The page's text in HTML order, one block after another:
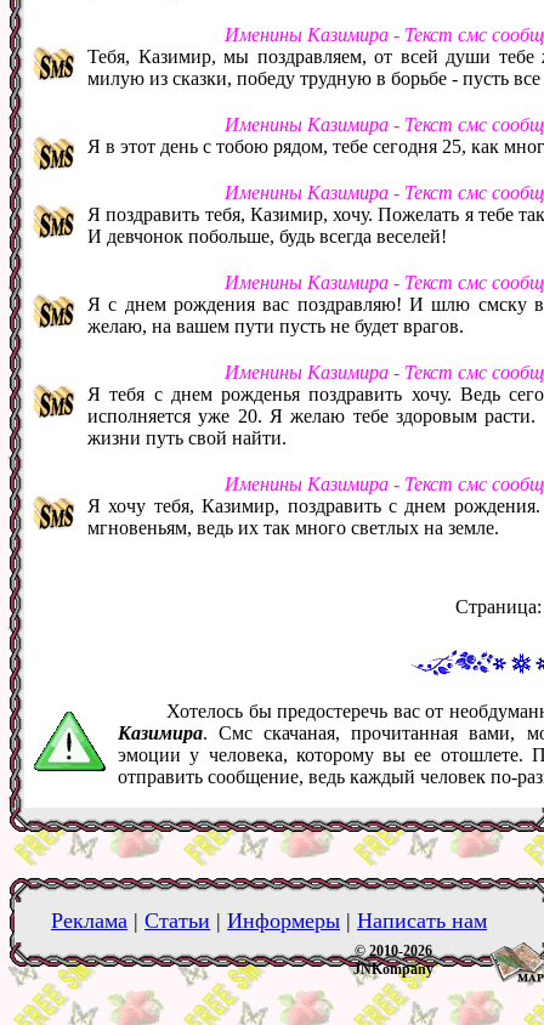
Именины Казимира - Текст смс
Тебя, Казимир, мы поздравляем, от всей души
милую из сказки, победу трудную в борьбе - пусть все
Именины Казимира - Текст смс
Я в этот день с тобою рядом, тебе сегодня 25, как
Именины Казимира - Текст смс
Я поздравить тебя, Казимир, хочу. Пожелать я тебе
И девчонок побольше, будь всегда веселей!
Именины Казимира - Текст смс
Я с днем рождения вас поздравляю! И шлю смску
желаю, на вашем пути пусть не будет врагов.
Именины Казимира - Текст смс
Я тебя с днем рожденья поздравить хочу. Ведь
исполняется уже 20. Я желаю тебе здоровым
жизни путь свой найти.
Именины Казимира - Текст смс
Я хочу тебя, Казимир, поздравить с днем
мгновеньям, ведь их так много светлых на земле.
Хотелось бы предостеречь вас от
Казимира. Смс скачаная, прочитанная вами,
эмоции у человека, которому вы ее отошлете.
отправить сообщение, ведь каждый человек по-
Реклама | Статьи | Информеры | Написать нам
© 2010-2026
JNKompany